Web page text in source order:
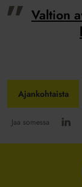
Valtion
Ajankohtaista
Jaa somessa